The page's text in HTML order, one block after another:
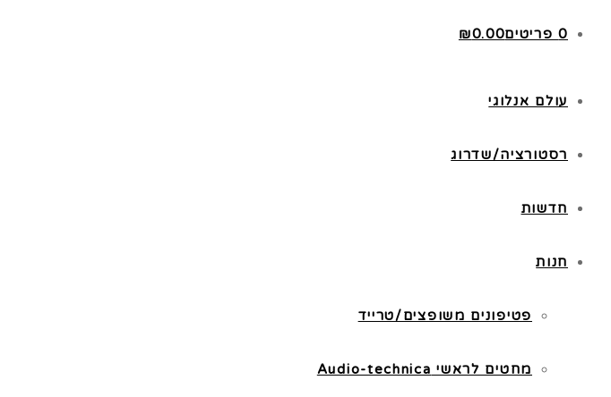
0 פריטים ₪0.00
עולם אנלוגי
רסטורציה/שדרוג
חדשות
חנות
פטיפונים משופצים/טרייד
מחטים לראשי Audio-technica